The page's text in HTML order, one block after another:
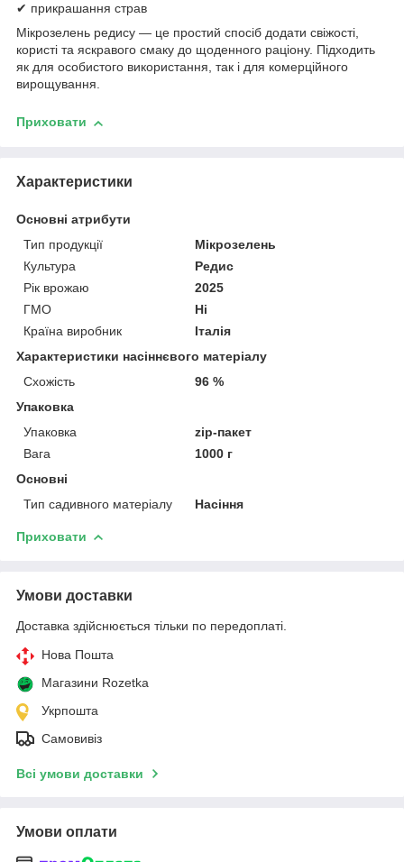
✔ прикрашання страв
Мікрозелень редису — це простий спосіб додати свіжості,
користі та яскравого смаку до щоденного раціону. Підходить
як для особистого використання, так і для комерційного
вирощування.
Приховати
Характеристики
Основні атрибути
Тип продукції
Мікрозелень
Культура
Редис
Рік врожаю
2025
ГМО
Ні
Країна виробник
Італія
Характеристики насіннєвого матеріалу
Схожість
96 %
Упаковка
Упаковка
zip-пакет
Вага
1000 г
Основні
Тип садивного матеріалу
Насіння
Приховати
Умови доставки
Доставка здійснюється тільки по передоплаті.
Нова Пошта
Магазини Rozetka
Укрпошта
Самовивіз
Всі умови доставки
Умови оплати